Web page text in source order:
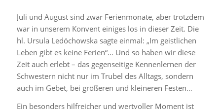
Juli und August sind zwar Ferienmonate, aber trotzdem
war in unserem Konvent einiges los in dieser Zeit. Die
hl. Ursula Ledóchowska sagte einmal: „Im geistlichen
Leben gibt es keine Ferien“… Und so haben wir diese
Zeit auch erlebt – das gegenseitige Kennenlernen der
Schwestern nicht nur im Trubel des Alltags, sondern
auch im Gebet, bei größeren und kleineren Festen…
Ein besonders hilfreicher und wertvoller Moment ist